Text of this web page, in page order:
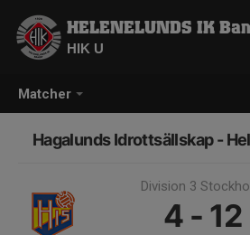
Matcher
HELENELUNDS IK
HIK U
Hagalunds Idrottsällskap -
Division 3
4 - 12